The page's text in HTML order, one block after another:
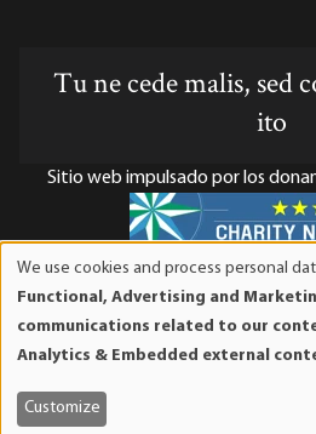
Tu ne cede malis, sed
ito
Sitio web impulsado por los
El Instituto Mises es una organización
exenta de impuestos. Las
impuestos en la máxima medida que
and
cookies
We use cookies and process personal
Functional, Advertising and
communications related to our
Analytics & Embedded external
Customize